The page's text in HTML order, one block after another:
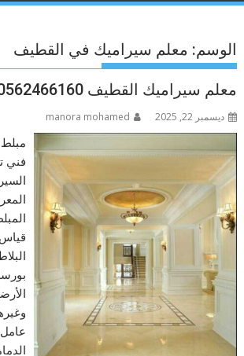
الوسم: معلم سيراميك في القطيف
معلم سيراميك القطيف 0562466160
ديسمبر 22, 2025 manora mohamed
فني